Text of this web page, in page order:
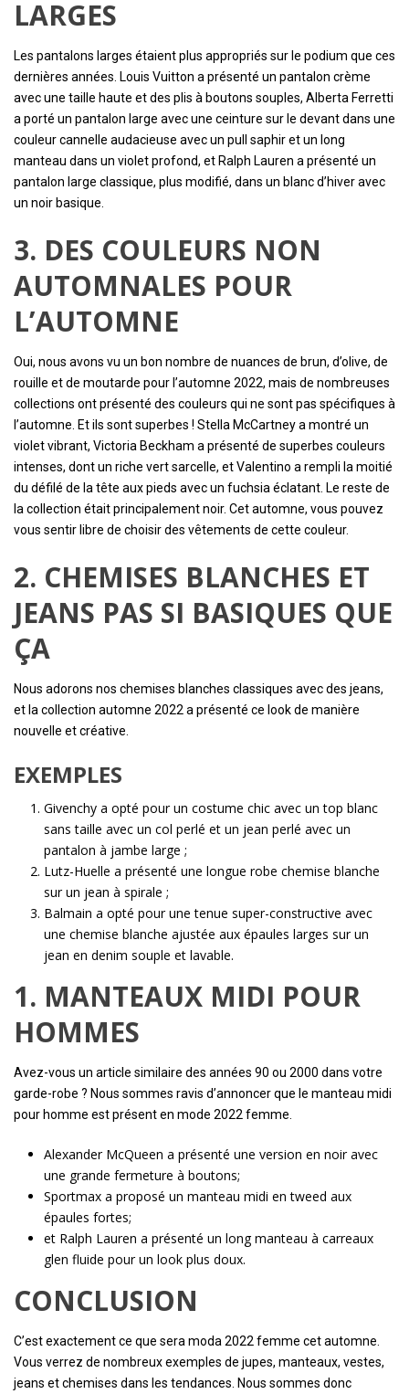
LARGES
Les pantalons larges étaient plus appropriés sur le podium que ces
dernières années. Louis Vuitton a présenté un pantalon crème
avec une taille haute et des plis à boutons souples, Alberta Ferretti
a porté un pantalon large avec une ceinture sur le devant dans une
couleur cannelle audacieuse avec un pull saphir et un long
manteau dans un violet profond, et Ralph Lauren a présenté un
pantalon large classique, plus modifié, dans un blanc d’hiver avec
un noir basique.
3. DES COULEURS NON
AUTOMNALES POUR
L’AUTOMNE
Oui, nous avons vu un bon nombre de nuances de brun, d’olive, de
rouille et de moutarde pour l’automne 2022, mais de nombreuses
collections ont présenté des couleurs qui ne sont pas spécifiques à
l’automne. Et ils sont superbes ! Stella McCartney a montré un
violet vibrant, Victoria Beckham a présenté de superbes couleurs
intenses, dont un riche vert sarcelle, et Valentino a rempli la moitié
du défilé de la tête aux pieds avec un fuchsia éclatant. Le reste de
la collection était principalement noir. Cet automne, vous pouvez
vous sentir libre de choisir des vêtements de cette couleur.
2. CHEMISES BLANCHES ET
JEANS PAS SI BASIQUES QUE
ÇA
Nous adorons nos chemises blanches classiques avec des jeans,
et la collection automne 2022 a présenté ce look de manière
nouvelle et créative.
EXEMPLES
Givenchy a opté pour un costume chic avec un top blanc
sans taille avec un col perlé et un jean perlé avec un
pantalon à jambe large ;
Lutz-Huelle a présenté une longue robe chemise blanche
sur un jean à spirale ;
Balmain a opté pour une tenue super-constructive avec
une chemise blanche ajustée aux épaules larges sur un
jean en denim souple et lavable.
1. MANTEAUX MIDI POUR
HOMMES
Avez-vous un article similaire des années 90 ou 2000 dans votre
garde-robe ? Nous sommes ravis d’annoncer que le manteau midi
pour homme est présent en mode 2022 femme.
Alexander McQueen a présenté une version en noir avec
une grande fermeture à boutons;
Sportmax a proposé un manteau midi en tweed aux
épaules fortes;
et Ralph Lauren a présenté un long manteau à carreaux
glen fluide pour un look plus doux.
CONCLUSION
C’est exactement ce que sera moda 2022 femme cet automne.
Vous verrez de nombreux exemples de jupes, manteaux, vestes,
jeans et chemises dans les tendances. Nous sommes donc